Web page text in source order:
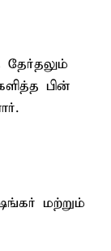
பின்
மற்றும்